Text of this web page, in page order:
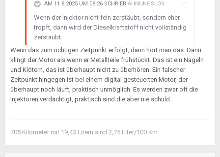
AM 11.8.2025 UM 08:26 SCHRIEB AHNUNGSLOS:
Wenn der Injektor nicht fein zerstäubt, sondern eher
tropft, dann wird der Dieselkraftstoff nicht vollständig
zerstäubt.
Wenn das zum richtigen Zeitpunkt erfolgt, dann hört man das. Dann
klingt der Motor als wenn er Metallteile frühstückt. Das ist ein Nageln
und Klötern, das ist überhaupt nicht zu überhören. Ein falscher
Zeitpunkt hingegen ist bei einem digital gesteuerten Motor, der
überhaupt noch läuft, praktisch unmöglich. Es werden zwar oft die
Injektoren verdächtigt, praktisch sind die aber nie schuld.
705 Kilometer mit 19,43 Litern sind 2,75 Liter/100 Km.